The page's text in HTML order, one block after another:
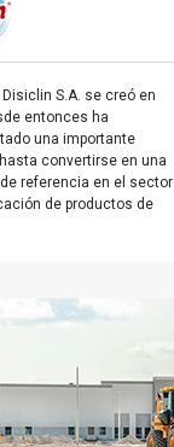
S.A. se creó en
entonces ha
una importante
convertirse en una
referencia en el sector
de productos de